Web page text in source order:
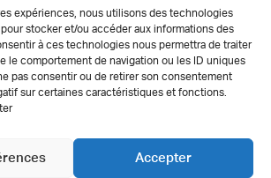
expériences, nous utilisons des technologies
stocker et/ou accéder aux informations des
à ces technologies nous permettra de traiter
le comportement de navigation ou les ID uniques
pas consentir ou de retirer son consentement
sur certaines caractéristiques et fonctions.
Accepter
des activités de soins
de confidentialité (UE)
Conditions générales
Antipodes Médical